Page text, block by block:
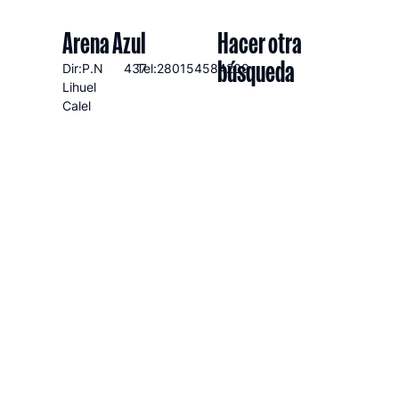
Arena Azul
Dir:P.N
Lihuel
Calel
437Tel:280154584209
Hacer otra
búsqueda